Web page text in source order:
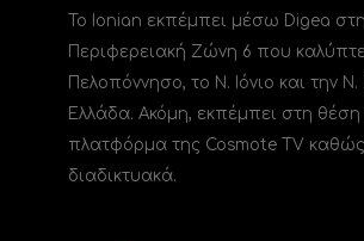
Το Ionian εκπέμπει μέσω Digea
Περιφερειακή Ζώνη 6 που
Πελοπόννησο, το N. Ιόνιο και την
Ελλάδα. Ακόμη, εκπέμπει στη θέση
πλατφόρμα της Cosmote TV καθώς
διαδικτυακά.